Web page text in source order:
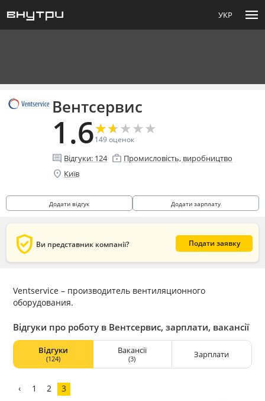
УКР menu
Вентсервис
1.6★
★★
★★
★★
★★
★
149оценок
comment Відгуки: 124 enterprise Промисловість, виробництво
location_on Київ
Додати відгук Додати зарплату
verified_user Ви представник компанії? Подати заявку
Ventservice – производитель вентиляционного
оборудования.
Відгуки про роботу в Вентсервис, зарплати, вакансії
Відгуки
(124)
Вакансії
(3) Зарплати
‹ 1 2 3